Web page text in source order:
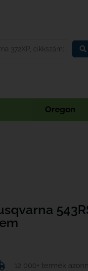
Oregon
12 000+ termék